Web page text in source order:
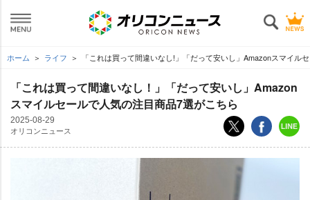
ホーム ライフ 「これは買って間違いなし!」「だって安いし」Amazonスマイル
「これは買って間違いなし！」「だって安いし」Amazon
スマイルセールで人気の注目商品7選がこちら
2025-08-29
オリコンニュース